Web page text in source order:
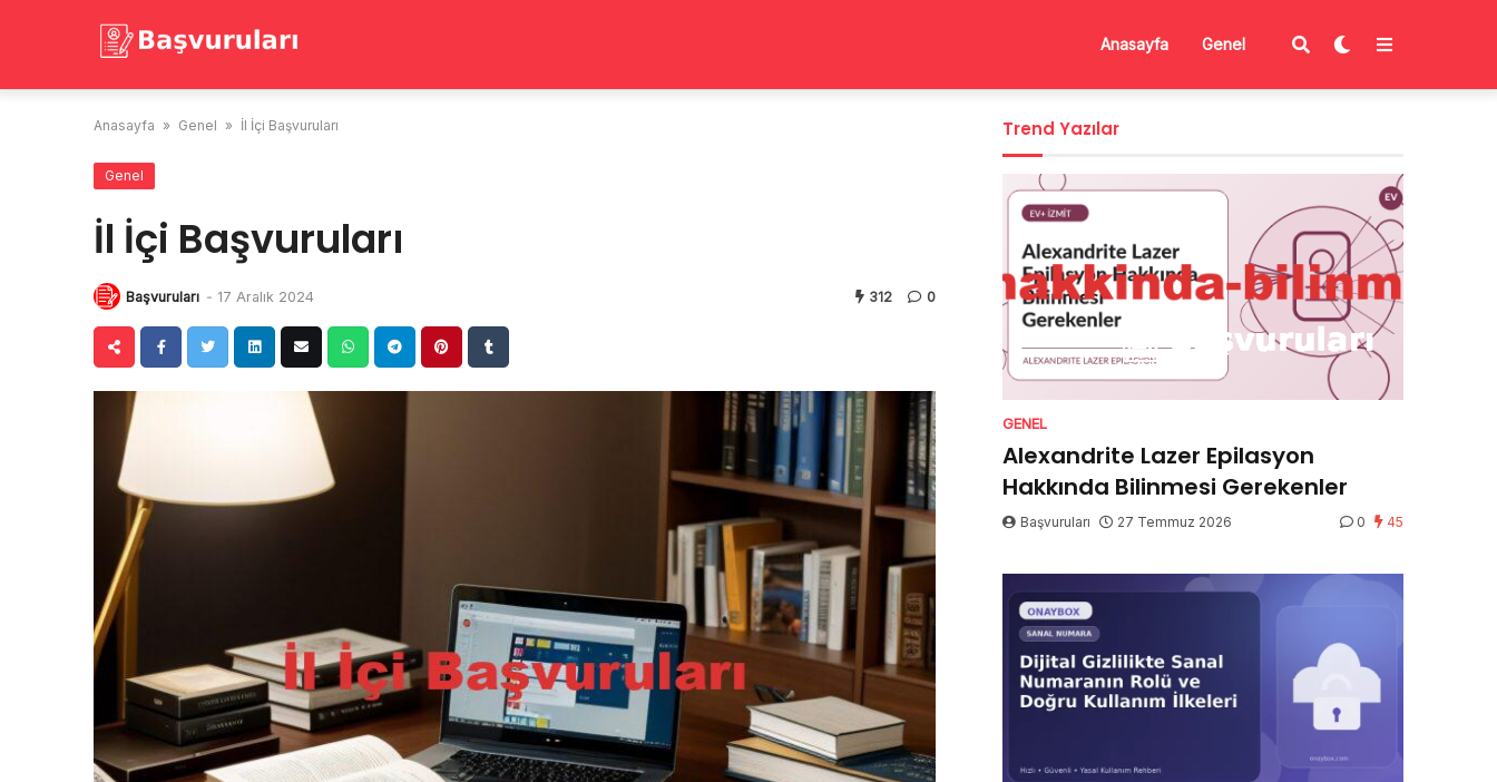
Anasayfa Genel
Anasayfa » Genel » İl İçi Başvuruları
Genel
İl İçi Başvuruları
Başvuruları - 17 Aralık 2024 312 0
Trend Yazılar
GENEL
Alexandrite Lazer Epilasyon
Hakkında Bilinmesi Gerekenler
Başvuruları 27 Temmuz 2026 0 45